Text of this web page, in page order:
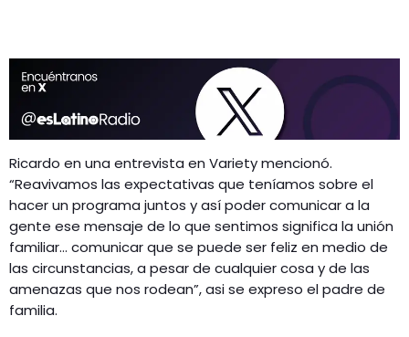
Ricardo en una entrevista en Variety mencionó.
“Reavivamos las expectativas que teníamos sobre el
hacer un programa juntos y así poder comunicar a la
gente ese mensaje de lo que sentimos significa la unión
familiar… comunicar que se puede ser feliz en medio de
las circunstancias, a pesar de cualquier cosa y de las
amenazas que nos rodean”, asi se expreso el padre de
familia.